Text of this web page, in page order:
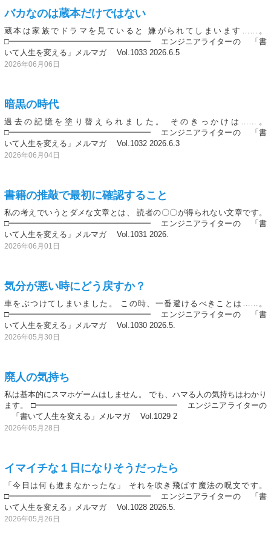
バカなのは蔵本だけではない
蔵本は家族でドラマを見ていると 嫌がられてしまいます……。
□━━━━━━━━━━━━━━━━━━ エンジニアライターの 「書
いて人生を変える」メルマガ Vol.1033 2026.6.5
2026年06月06日
暗黒の時代
過去の記憶を塗り替えられました。 そのきっかけは……。
□━━━━━━━━━━━━━━━━━━ エンジニアライターの 「書
いて人生を変える」メルマガ Vol.1032 2026.6.3
2026年06月04日
書籍の推敲で最初に確認すること
私の考えでいうとダメな文章とは、 読者の〇〇が得られない文章です。
□━━━━━━━━━━━━━━━━━━ エンジニアライターの 「書
いて人生を変える」メルマガ Vol.1031 2026.
2026年06月01日
気分が悪い時にどう戻すか？
車をぶつけてしまいました。 この時、一番避けるべきことは……。
□━━━━━━━━━━━━━━━━━━ エンジニアライターの 「書
いて人生を変える」メルマガ Vol.1030 2026.5.
2026年05月30日
廃人の気持ち
私は基本的にスマホゲームはしません。 でも、ハマる人の気持ちはわかり
ます。 □━━━━━━━━━━━━━━━━━━ エンジニアライターの
「書いて人生を変える」メルマガ Vol.1029 2
2026年05月28日
イマイチな１日になりそうだったら
「今日は何も進まなかったな」 それを吹き飛ばす魔法の呪文です。
□━━━━━━━━━━━━━━━━━━ エンジニアライターの 「書
いて人生を変える」メルマガ Vol.1028 2026.5.
2026年05月26日